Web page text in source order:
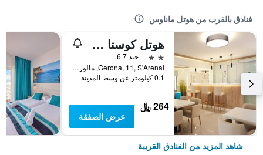
فنادق بالقرب من هوتل ماناوس
هوتل كوستا ميديتيرانيو - لبالغس أنلي +16
2 نجمتين
جيد 6.7
Gerona, 11, S'Arenal, مالوركا, أسبانيا
0.1 كيلومتر عن وسط المدينة
264 ﷼
عرض الصفقة
شاهد المزيد من الفنادق القريبة